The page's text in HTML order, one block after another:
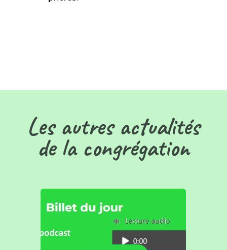
Les autres actualités
de la congrégation